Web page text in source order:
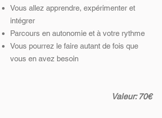
Vous allez apprendre, expérimenter et
intégrer
Parcours en autonomie et à votre rythme
Vous pourrez le faire autant de fois que
vous en avez besoin
Valeur: 70€